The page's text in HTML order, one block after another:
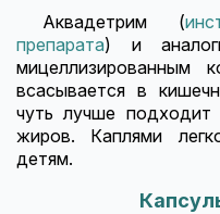
Аквадетрим (
препарата) и
мицеллизированным
всасывается в
чуть лучше подходит
жиров. Каплями
детям.